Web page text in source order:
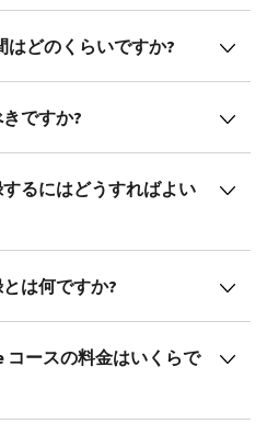
どのくらいですか?
ですか?
るにはどうすればよい
は何ですか?
ースの料金はいくらで